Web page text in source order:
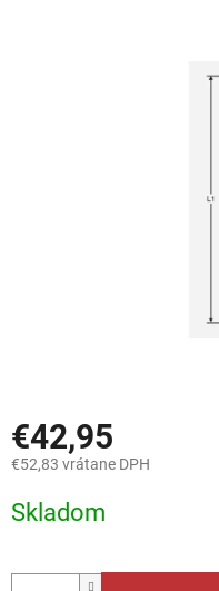
€42,95
€52,83 vrátane DPH
cena:
Skladom